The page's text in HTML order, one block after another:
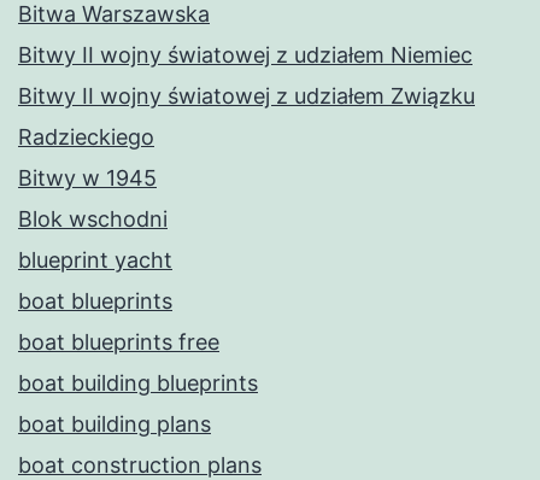
Bitwa Warszawska
Bitwy II wojny światowej z udziałem Niemiec
Bitwy II wojny światowej z udziałem Związku
Radzieckiego
Bitwy w 1945
Blok wschodni
blueprint yacht
boat blueprints
boat blueprints free
boat building blueprints
boat building plans
boat construction plans